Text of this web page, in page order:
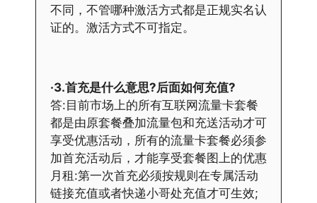
不同，不管哪种激活方式都是正规实名认
证的。激活方式不可指定。
·3.首充是什么意思?后面如何充值?
答:目前市场上的所有互联网流量卡套餐
都是由原套餐叠加流量包和充送活动才可
享受优惠活动，所有的流量卡套餐必须参
加首充活动后，才能享受套餐图上的优惠
月租:第一次首充必须按规则在专属活动
链接充值或者快递小哥处充值才可生效;